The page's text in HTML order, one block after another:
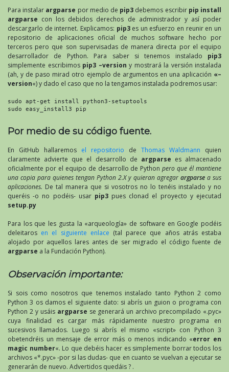
Para instalar argparse por medio de pip3 debemos escribir pip install
argparse con los debidos derechos de administrador y así poder
descargarlo de internet. Explicamos: pip3es un esfuerzo en reunir en un
repositorio de aplicaciones oficial de muchos software hecho por
terceros pero que son supervisadas de manera directa por el equipo
desarrollador de Python. Para saber si tenemos instalado pip3
simplemente escribimos pip3 –version y mostrará la versión instalada
(ah, y de paso mirad otro ejemplo de argumentos en una aplicación «–
version«) y dado el caso que no la tengamos instalada podremos usar:
sudo apt-get install python3-setuptools
sudo easy_install3 pip
Por medio de su código fuente.
En GitHub hallaremos el repositorio de Thomas Waldmann quien
claramente advierte que el desarrollo de argparse es almacenado
oficialmente por el equipo de desarrollo de Pythonpero que él mantiene
una copia para quienes tengan Python 2.X y quieran agregar argparse a sus
aplicaciones. De tal manera que si vosotros no lo tenéis instalado y no
queréis -o no podéis- usar pip3pues clonad el proyecto y ejecutad
setup.py
Para los que les gusta la «arqueología» de software en Google podéis
deleitaros en el siguiente enlace (tal parece que años atrás estaba
alojado por aquellos lares antes de ser migrado el código fuente de
argparse a la Fundación Python).
Observación importante:
Si sois como nosotros que tenemos instalado tanto Python 2 como
Python 3 os damos el siguiente dato: si abrís un guion o programa con
Python 2 y usáis argparse se generará un archivo precompilado «.pyc»
cuya finalidad es cargar más rápidamente nuestro programa en
sucesivos llamados. Luego si abrís el mismo «script» con Python 3
obetendréis un mensaje de error más o menos indicando «error en
magic number«. Lo que debéis hacer es simplemente borrar todos los
archivos «*.pyc» -por si las dudas- que en cuanto se vuelvan a ejecutar se
generarán de nuevo. Advertidos quedáis ? .